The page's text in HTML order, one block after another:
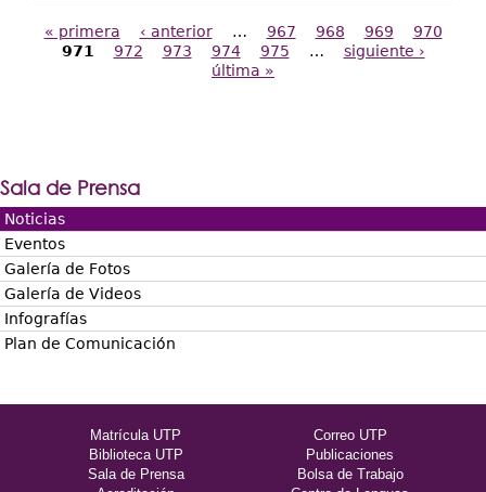
Páginas
« primera ‹ anterior … 967 968 969
970
971
972 973 974 975 …
siguiente ›
última »
Sala de Prensa
Noticias
Eventos
Galería de Fotos
Galería de Videos
Infografías
Plan de Comunicación
Matrícula UTP
Correo UTP
Biblioteca UTP
Publicaciones
Sala de Prensa
Bolsa de Trabajo